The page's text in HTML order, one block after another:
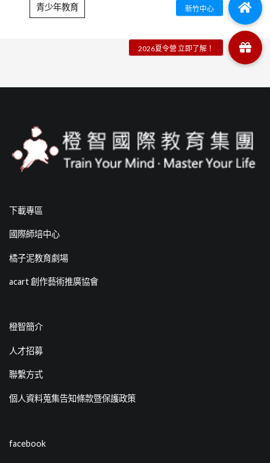
青少年教育
下載專區
國際師培中心
橘子泥教育劇場
acart 創作藝術推廣協會
橙智簡介
人才招募
聯繫方式
個人資料蒐集告知條款暨保護政策
facebook